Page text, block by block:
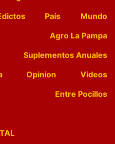
País
Mundo
Agro La Pampa
Suplementos Anuales
Opinion
Videos
Entre Pocillos